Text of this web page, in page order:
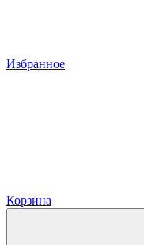
Избранное
Корзина